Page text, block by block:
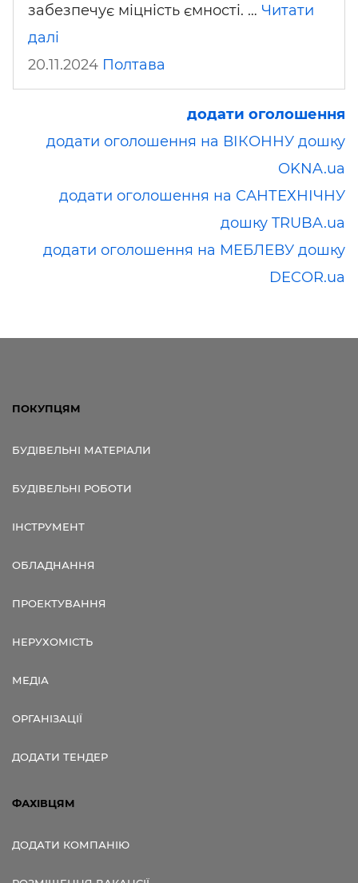
забезпечує міцність ємності. … Читати
далі
20.11.2024 Полтава
додати оголошення
додати оголошення на ВІКОННУ дошку
OKNA.ua
додати оголошення на САНТЕХНІЧНУ
дошку TRUBA.ua
додати оголошення на МЕБЛЕВУ дошку
DECOR.ua
ПОКУПЦЯМ
БУДІВЕЛЬНІ МАТЕРІАЛИ
БУДІВЕЛЬНІ РОБОТИ
ІНСТРУМЕНТ
ОБЛАДНАННЯ
ПРОЕКТУВАННЯ
НЕРУХОМІСТЬ
МЕДІА
ОРГАНІЗАЦІЇ
ДОДАТИ ТЕНДЕР
ФАХІВЦЯМ
ДОДАТИ КОМПАНІЮ